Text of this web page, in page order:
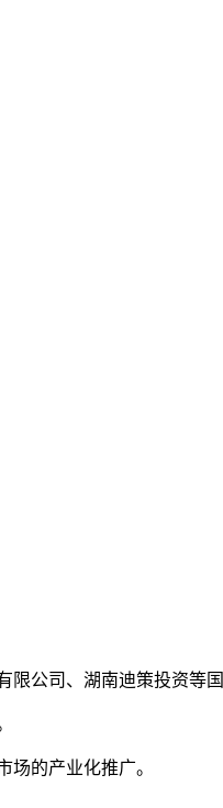
公司、湖南迪策投资等
的产业化推广。